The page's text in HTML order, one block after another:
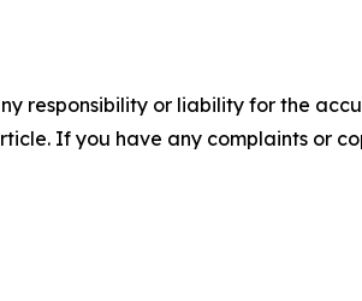
responsibility or liability for the
If you have any complaints or